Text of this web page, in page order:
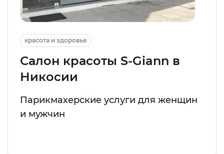
красота и здоровье
Салон красоты S-Giann в
Никосии
Парикмахерские услуги для женщин
и мужчин